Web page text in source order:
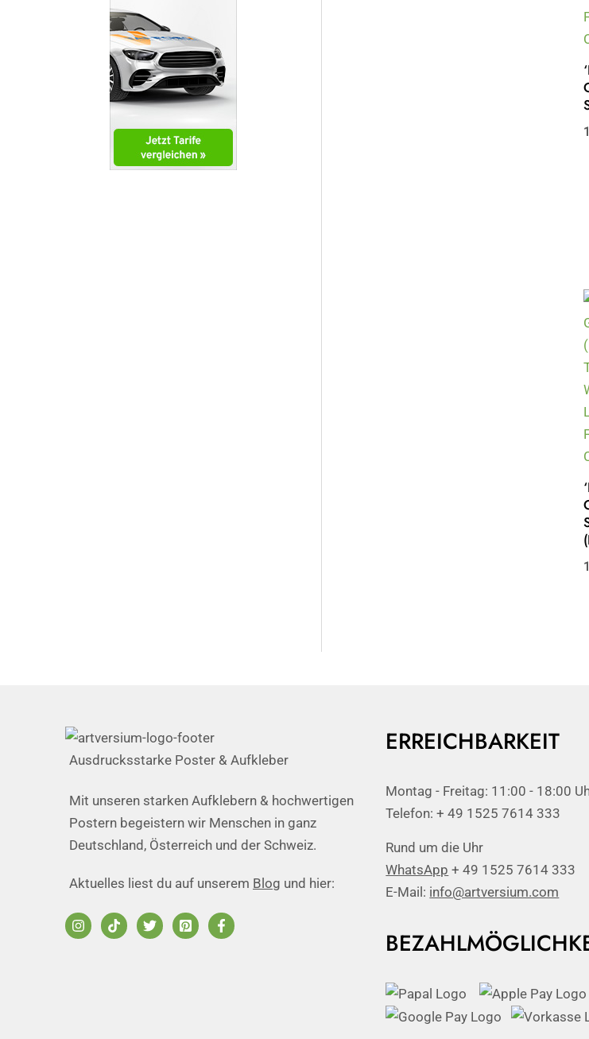
Ausdrucksstarke Poster & Aufkleber
Mit unseren starken Aufklebern & hochwertigen
Postern begeistern wir Menschen in ganz
Deutschland, Österreich und der Schweiz.
Aktuelles liest du auf unserem Blog und hier:
ERREICHBARKEIT
Montag - Freitag: 11:00 - 18:00
Telefon: + 49 1525 7614 333
Rund um die Uhr
WhatsApp + 49 1525 7614 333
E-Mail: info@artversium.com